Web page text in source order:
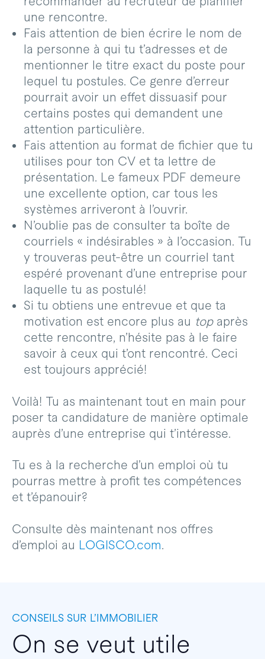
une rencontre.
Fais attention de bien écrire le nom de
la personne à qui tu t’adresses et de
mentionner le titre exact du poste pour
lequel tu postules. Ce genre d’erreur
pourrait avoir un effet dissuasif pour
certains postes qui demandent une
attention particulière.
Fais attention au format de fichier que tu
utilises pour ton CV et ta lettre de
présentation. Le fameux PDF demeure
une excellente option, car tous les
systèmes arriveront à l’ouvrir.
N’oublie pas de consulter ta boîte de
courriels « indésirables » à l’occasion. Tu
y trouveras peut-être un courriel tant
espéré provenant d’une entreprise pour
laquelle tu as postulé!
Si tu obtiens une entrevue et que ta
motivation est encore plus au topaprès
cette rencontre, n’hésite pas à le faire
savoir à ceux qui t’ont rencontré. Ceci
est toujours apprécié!
Voilà! Tu as maintenant tout en main pour
poser ta candidature de manière optimale
auprès d’une entreprise qui t’intéresse.
Tu es à la recherche d’un emploi où tu
pourras mettre à profit tes compétences
et t’épanouir?
Consulte dès maintenant nos offres
d’emploi au LOGISCO.com.
CONSEILS SUR L’IMMOBILIER
On se veut utile